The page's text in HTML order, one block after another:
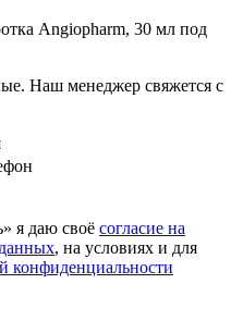
Angiopharm, 30 мл под
Наш менеджер свяжется с
я даю своё согласие на
, на условиях и для
конфиденциальности